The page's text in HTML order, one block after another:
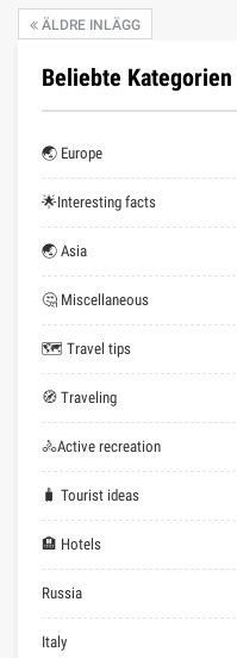
ÄLDRE INLÄGG
Beliebte Kategorien
🌏 Europe
🌟Interesting facts
🌏 Asia
🤔 Miscellaneous
🗺 Travel tips
🧭 Traveling
🚴Active recreation
🧳 Tourist ideas
🏨 Hotels
Russia
Italy